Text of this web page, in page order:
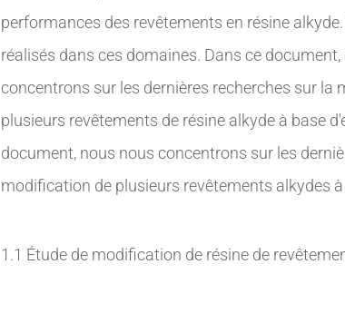
performances des revêtements en résine
réalisés dans ces domaines. Dans ce
concentrons sur les dernières recherches sur la
plusieurs revêtements de résine alkyde à base
document, nous nous concentrons sur les
modification de plusieurs revêtements alkydes à
1.1 Étude de modification de résine de